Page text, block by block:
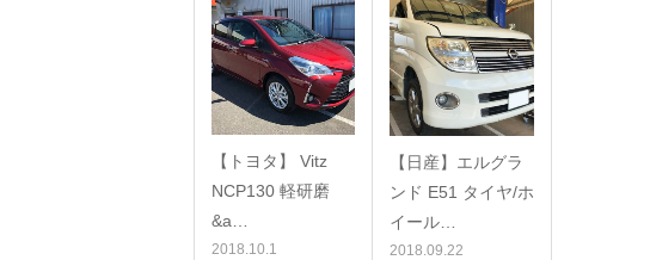
【トヨタ】 Vitz
NCP130 軽研磨
&a…
2018.10.1
【日産】エルグラ
ンド E51 タイヤ/ホ
イール…
2018.09.22